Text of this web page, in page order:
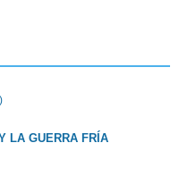
LA GUERRA FRÍA